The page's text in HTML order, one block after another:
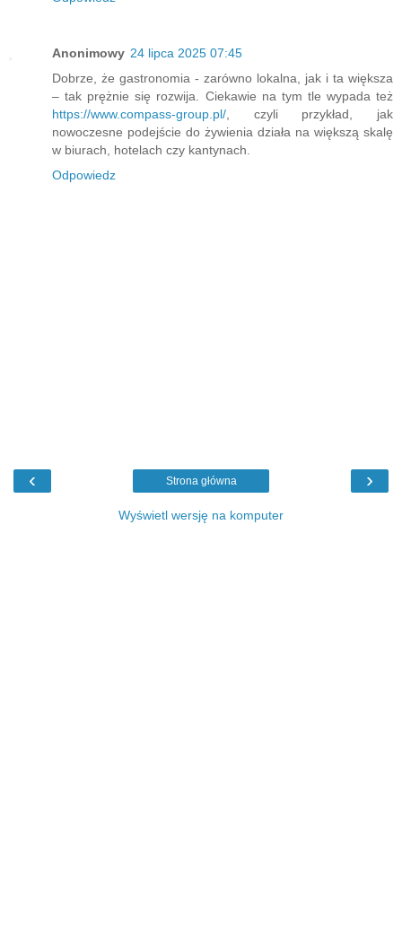
Anonimowy 24 lipca 2025 07:45
Dobrze, że gastronomia - zarówno lokalna, jak i ta większa
– tak prężnie się rozwija. Ciekawie na tym tle wypada też
https://www.compass-group.pl/ , czyli przykład, jak
nowoczesne podejście do żywienia działa na większą skalę
w biurach, hotelach czy kantynach.
Odpowiedz
‹ ›
Strona główna
Wyświetl wersję na komputer